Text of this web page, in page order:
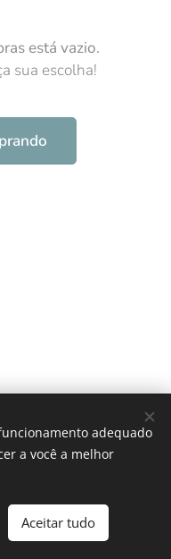
está vazio.
sua escolha!
(CAB) | Todos os Direitos
American English
adequado
a você a melhor
Aceitar tudo